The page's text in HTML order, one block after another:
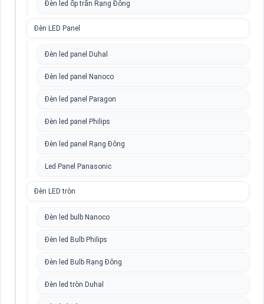
Đèn led ốp trần Rạng Đông
Đèn LED Panel
Đèn led panel Duhal
Đèn led panel Nanoco
Đèn led panel Paragon
Đèn led panel Philips
Đèn led panel Rạng Đông
Led Panel Panasonic
Đèn LED tròn
Đèn led bulb Nanoco
Đèn led Bulb Philips
Đèn led Bulb Rạng Đông
Đèn led tròn Duhal